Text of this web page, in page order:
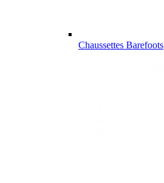
Chaussettes Barefoots